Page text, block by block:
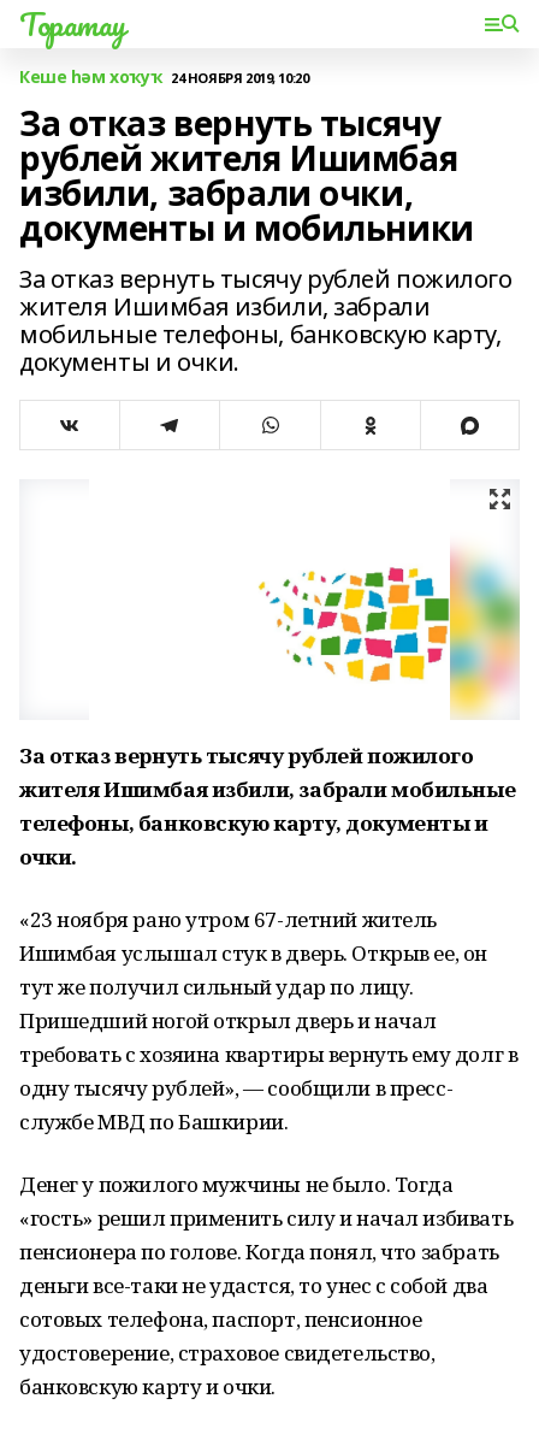
Торатау
Кеше һәм хоҡуҡ 24 НОЯБРЯ 2019, 10:20
За отказ вернуть тысячу
рублей жителя Ишимбая
избили, забрали очки,
документы и мобильники
За отказ вернуть тысячу рублей пожилого
жителя Ишимбая избили, забрали
мобильные телефоны, банковскую карту,
документы и очки.
За отказ вернуть тысячу рублей пожилого
жителя Ишимбая избили, забрали мобильные
телефоны, банковскую карту, документы и
очки.
«23 ноября рано утром 67-летний житель
Ишимбая услышал стук в дверь. Открыв ее, он
тут же получил сильный удар по лицу.
Пришедший ногой открыл дверь и начал
требовать с хозяина квартиры вернуть ему долг в
одну тысячу рублей», — сообщили в пресс-
службе МВД по Башкирии.
Денег у пожилого мужчины не было. Тогда
«гость» решил применить силу и начал избивать
пенсионера по голове. Когда понял, что забрать
деньги все-таки не удастся, то унес с собой два
сотовых телефона, паспорт, пенсионное
удостоверение, страховое свидетельство,
банковскую карту и очки.